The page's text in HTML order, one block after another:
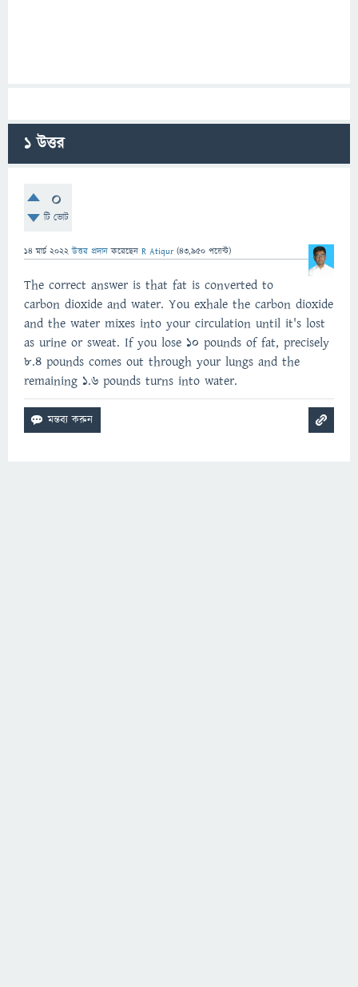
1উত্তর
0
টি ভোট
14 মার্চ 2022 উত্তর প্রদান করেছেন R Atiqur (43,950 পয়েন্ট)
The correct answer is that fat is converted to
carbon dioxide and water. You exhale the carbon dioxide
and the water mixes into your circulation until it's lost
as urine or sweat. If you lose 10 pounds of fat, precisely
8.4 pounds comes out through your lungs and the
remaining 1.6 pounds turns into water.